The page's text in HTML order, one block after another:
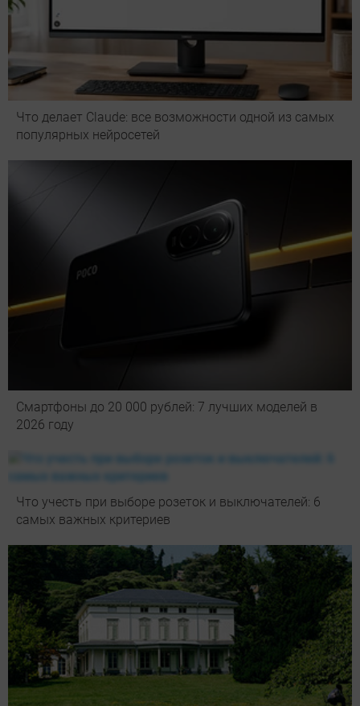
Что делает Сlaude: все возможности одной из самых
популярных нейросетей
Смартфоны до 20 000 рублей: 7 лучших моделей в
2026 году
Что учесть при выборе розеток и выключателей: 6
самых важных критериев